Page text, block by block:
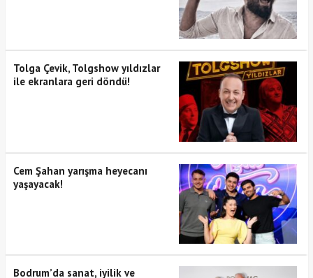
Tolga Çevik, Tolgshow yıldızlar
ile ekranlara geri döndü!
Cem Şahan yarışma heyecanı
yaşayacak!
Bodrum’da sanat, iyilik ve